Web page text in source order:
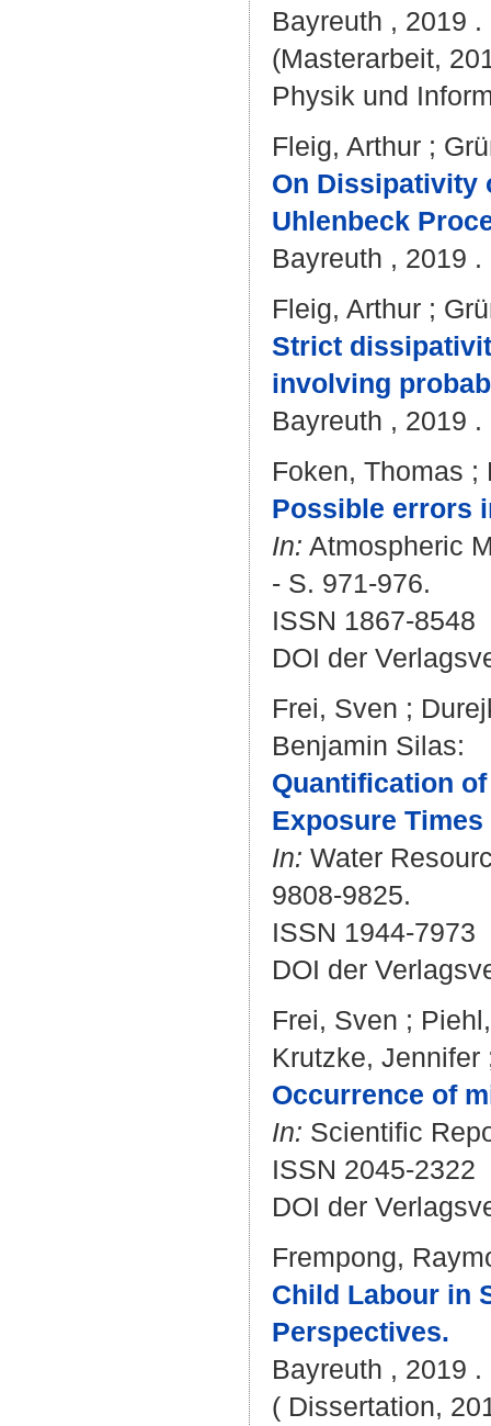
Bayreuth , 2019
(Masterarbeit,
Physik und
Fleig, Arthur ;
On Dissipativity
Uhlenbeck
Bayreuth , 2019 .
Fleig, Arthur ;
Strict
involving
Bayreuth , 2019 .
Foken, Thomas ;
Possible errors
In: Atmospheric
- S. 971-976.
ISSN 1867-8548
DOI der
Frei, Sven ;
Benjamin Silas:
Quantification
Exposure
In: Water
9808-9825.
ISSN 1944-7973
DOI der
Frei, Sven ;
Krutzke, Jennifer
Occurrence of
In: Scientific
ISSN 2045-2322
DOI der
Frempong,
Child Labour in
Perspectives.
Bayreuth , 2019
( Dissertation,